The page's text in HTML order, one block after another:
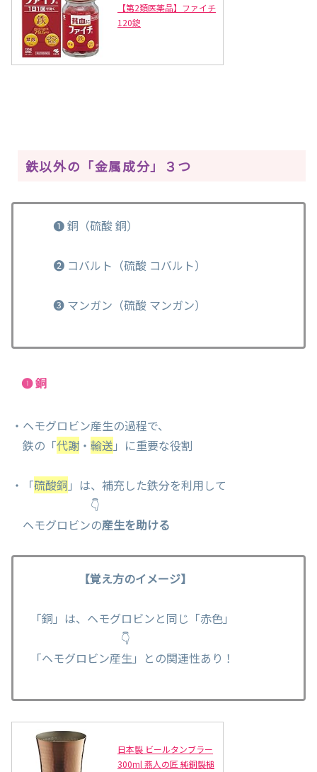
【第2類医薬品】ファイチ
120錠
鉄以外の「金属成分」３つ
❶ 銅（硫酸 銅）
❷ コバルト（硫酸 コバルト）
❸ マンガン（硫酸 マンガン）
❶ 銅
・ヘモグロビン産生の過程で、
鉄の「代謝 ・ 輸送 」に重要な役割
・「硫酸銅 」は、補充した鉄分を利用して
👇
ヘモグロビンの産生を助ける
【覚え方のイメージ】
「銅」は、ヘモグロビンと同じ「赤色」
👇
「ヘモグロビン産生」との関連性あり！
日本製 ビールタンブラー
300ml 燕人の匠 純銅製槌